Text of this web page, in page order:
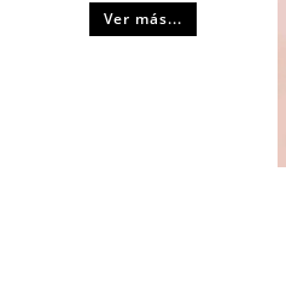
Ver más...